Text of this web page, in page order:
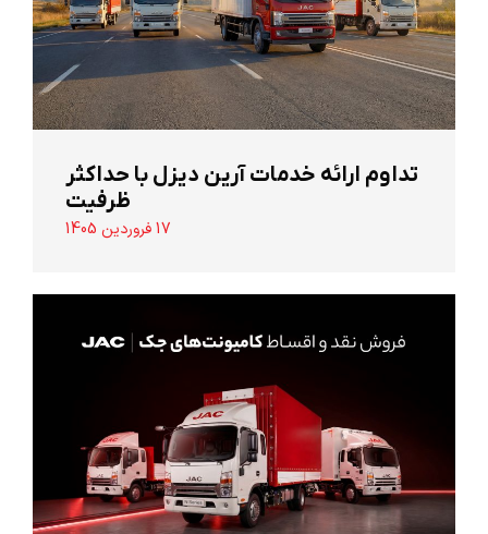
تداوم ارائه خدمات آرین دیزل با حداکثر
ظرفیت
17 فروردین 1405